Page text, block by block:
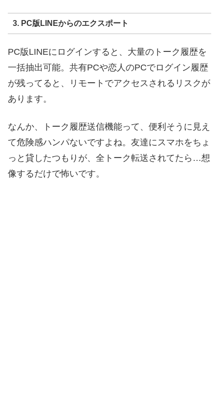
3. PC版LINEからのエクスポート
PC版LINEにログインすると、大量のトーク履歴を
一括抽出可能。共有PCや恋人のPCでログイン履歴
が残ってると、リモートでアクセスされるリスクが
あります。
なんか、トーク履歴送信機能って、便利そうに見え
て危険感ハンパないですよね。友達にスマホをちょ
っと貸したつもりが、全トーク転送されてたら…想
像するだけで怖いです。